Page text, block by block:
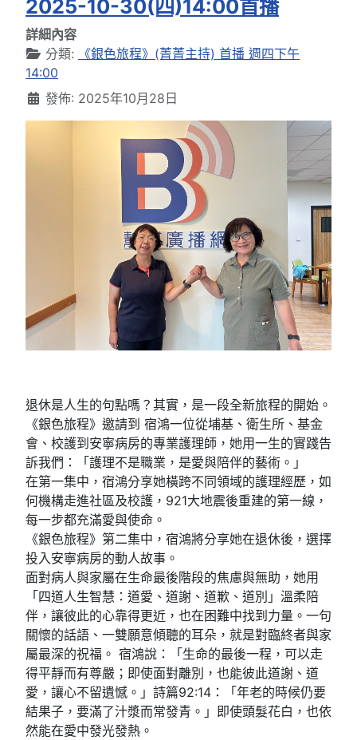
2025-10-30(四)14:00首播
詳細內容
分類:
《銀色旅程》(菁菁主持) 首播 週四下午
14:00
發佈: 2025年10月28日
退休是人生的句點嗎？其實，是一段全新旅程的開始。
《銀色旅程》邀請到 宿鴻一位從埔基、衛生所、基金
會、校護到安寧病房的專業護理師，她用一生的實踐告
訴我們：「護理不是職業，是愛與陪伴的藝術。」
在第一集中，宿鴻分享她橫跨不同領域的護理經歷，如
何機構走進社區及校護，921大地震後重建的第一線，
每一步都充滿愛與使命。
《銀色旅程》第二集中，宿鴻將分享她在退休後，選擇
投入安寧病房的動人故事。
面對病人與家屬在生命最後階段的焦慮與無助，她用
「四道人生智慧：道愛、道謝、道歉、道別」溫柔陪
伴，讓彼此的心靠得更近，也在困難中找到力量。一句
關懷的話語、一雙願意傾聽的耳朵，就是對臨終者與家
屬最深的祝福。 宿鴻說：「生命的最後一程，可以走
得平靜而有尊嚴；即使面對離別，也能彼此道謝、道
愛，讓心不留遺憾。」詩篇92:14：「年老的時候仍要
結果子，要滿了汁漿而常發青。」即使頭髮花白，也依
然能在愛中發光發熱。